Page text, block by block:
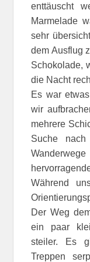
enttäuscht
Marmelade
sehr
dem Ausflug
Schokolade,
die Nacht
Es war
wir
mehrere
Suche
Während
Der Weg
ein paar
steiler. Es
Treppen